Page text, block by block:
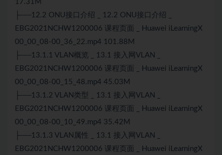
17.31M
├──12.2 ONU接口介绍 _ 12.2 ONU接口介绍 _
EBG2021NCHW1200006 课程页面 _ Huawei iLearningX
00_00_08-00_36_22.mp4 101.88M
├──13.1.1 VLAN概览 _ 13.1 接入网VLAN _
EBG2021NCHW1200006 课程页面 _ Huawei iLearningX
00_00_08-00_15_48.mp4 45.03M
├──13.1.2 VLAN类型 _ 13.1 接入网VLAN _
EBG2021NCHW1200006 课程页面 _ Huawei iLearningX
00_00_08-00_10_49.mp4 35.42M
├──13.1.3 VLAN属性 _ 13.1 接入网VLAN _
EBG2021NCHW1200006 课程页面 _ Huawei iLearningX